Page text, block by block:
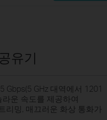
유기
Gbps(5 GHz 대역에서 1201
운 속도를 제공하여
리밍, 매끄러운 화상 통화가